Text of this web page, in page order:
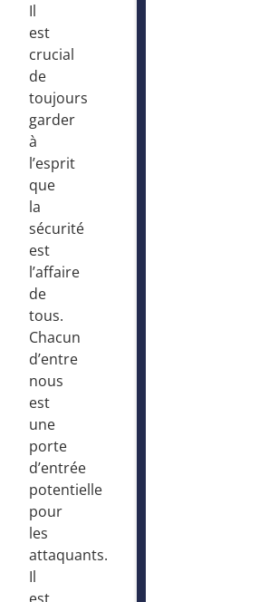
Il
est
crucial
de
toujours
garder
à
l’esprit
que
la
sécurité
est
l’affaire
de
tous.
Chacun
d’entre
nous
est
une
porte
d’entrée
potentielle
pour
les
attaquants.
Il